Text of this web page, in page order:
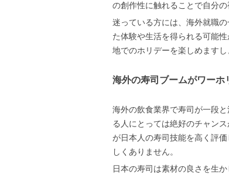
の創作性に触れることで自分の
迷っている方には、海外就職
た体験や生活を得られる可能
地でのホリデーを楽しめます
海外の寿司ブームがワー
海外の飲食業界で寿司が一段
る人にとっては絶好のチャン
が日本人の寿司技能を高く評
しくありません。
日本の寿司は素材の良さを生